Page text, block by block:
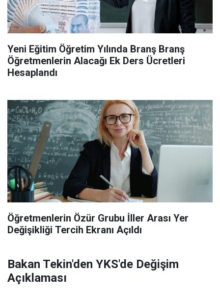
Yeni Eğitim Öğretim Yılında Branş Branş
Öğretmenlerin Alacağı Ek Ders Ücretleri
Hesaplandı
Öğretmenlerin Özür Grubu İller Arası Yer
Değişikliği Tercih Ekranı Açıldı
Bakan Tekin'den YKS'de Değişim
Açıklaması